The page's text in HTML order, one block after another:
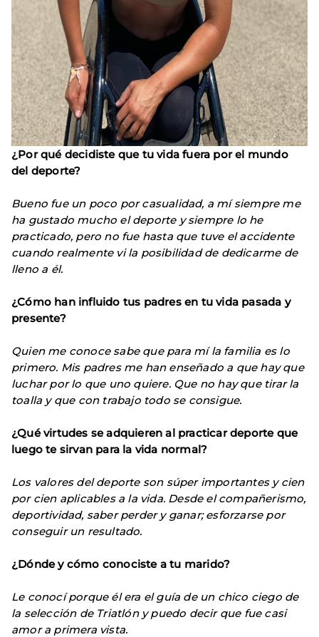
¿Por qué decidiste que tu vida fuera por el mundo
del deporte?
Bueno fue un poco por casualidad, a mí siempre me
ha gustado mucho el deporte y siempre lo he
practicado, pero no fue hasta que tuve el accidente
cuando realmente vi la posibilidad de dedicarme de
lleno a él.
¿Cómo han influido tus padres en tu vida pasada y
presente?
Quien me conoce sabe que para mí la familia es lo
primero. Mis padres me han enseñado a que hay que
luchar por lo que uno quiere. Que no hay que tirar la
toalla y que con trabajo todo se consigue.
¿Qué virtudes se adquieren al practicar deporte que
luego te sirvan para la vida normal?
Los valores del deporte son súper importantes y cien
por cien aplicables a la vida. Desde el compañerismo,
deportividad, saber perder y ganar; esforzarse por
conseguir un resultado.
¿Dónde y cómo conociste a tu marido?
Le conocí porque él era el guía de un chico ciego de
la selección de Triatlón y puedo decir que fue casi
amor a primera vista.